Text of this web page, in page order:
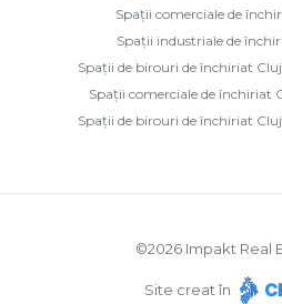
Spații comerciale de
Spații industriale de
Spații de birouri de închiriat
Spații comerciale de închiriat
Spații de birouri de închiriat
©2026 Impakt Real
Site creat în